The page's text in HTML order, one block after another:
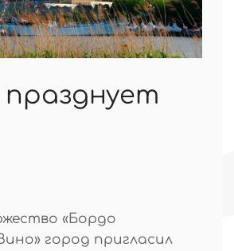
«Бордо
город пригласил